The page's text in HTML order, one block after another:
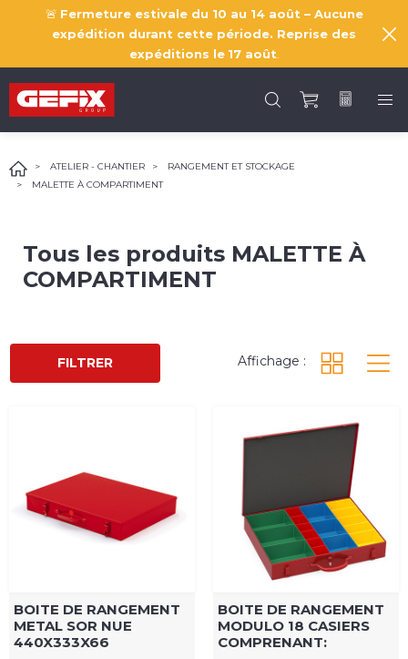
🚨 Fermeture estivale du 10 au 14 août – Aucune
expédition durant cette période. Reprise des
expéditions le 17 août
ATELIER - CHANTIER
RANGEMENT ET STOCKAGE
MALETTE À COMPARTIMENT
Tous les produits MALETTE À
COMPARTIMENT
FILTRER Affichage :
BOITE DE RANGEMENT
METAL SOR NUE
440X333X66
BOITE DE RANGEMENT
MODULO 18 CASIERS
COMPRENANT: